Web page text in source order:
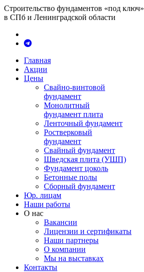
Строительство фундаментов «под ключ»
в СПб и Ленинградской области
Главная
Акции
Цены
Свайно-винтовой
фундамент
Монолитный
фундамент плита
Ленточный фундамент
Ростверковый
фундамент
Свайный фундамент
Шведская плита (УШП)
Фундамент цоколь
Бетонные полы
Сборный фундамент
Юр. лицам
Наши работы
О нас
Вакансии
Лицензии и сертификаты
Наши партнеры
О компании
Мы на выставках
Контакты